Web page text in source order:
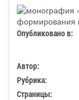
Опубликовано в:
Автор:
Рубрика:
Страницы: